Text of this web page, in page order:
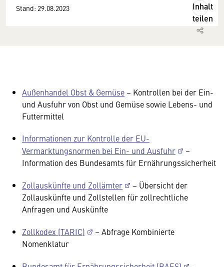
Stand: 29.08.2023
Inhalt
teilen
Außenhandel Obst & Gemüse – Kontrollen bei der Ein-
und Ausfuhr von Obst und Gemüse sowie Lebens- und
Futtermittel
Informationen zur Kontrolle der EU-
Vermarktungsnormen bei Ein- und Ausfuhr
–
Information des Bundesamts für Ernährungssicherheit
Zollauskünfte und Zollämter
– Übersicht der
Zollauskünfte und Zollstellen für zollrechtliche
Anfragen und Auskünfte
Zollkodex (TARIC)
– Abfrage Kombinierte
Nomenklatur